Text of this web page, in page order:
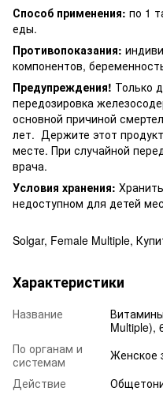
Способ применения: по 1
еды.
Противопоказания:
компонентов,
Предупреждения! Только
передозировка
основной причиной
лет. Держите этот
месте. При случайной
врача.
Условия хранения:
недоступном для детей
Solgar, Female Multiple,
Характеристики
Название
Multiple),
По органам и
системам
Женское
Действие